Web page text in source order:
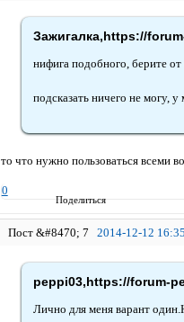
Поделиться
Зажигалка,https://
нифига подобного, берите
подсказать ничего не могу, у
то что нужно пользоваться всеми
0
7 2014-12-12 16:35
peppi03,https://forum-
Лично для меня варант